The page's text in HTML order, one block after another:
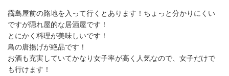
靍島屋前の路地を入って行くとあります！ちょっと分かりにくい
ですが隠れ屋的な居酒屋です！
とにかく料理が美味しいです！
鳥の唐揚げが絶品です！
お酒も充実していてかなり女子率が高く人気なので、女子だけで
も行けます！